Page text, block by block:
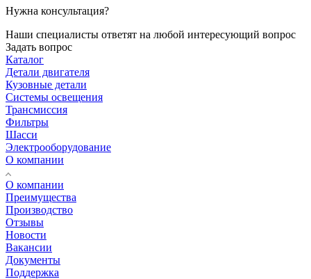
Нужна консультация?
Наши специалисты ответят на любой интересующий вопрос
Задать вопрос
Каталог
Детали двигателя
Кузовные детали
Системы освещения
Трансмиссия
Фильтры
Шасси
Электрооборудование
О компании
О компании
Преимущества
Производство
Отзывы
Новости
Вакансии
Документы
Поддержка